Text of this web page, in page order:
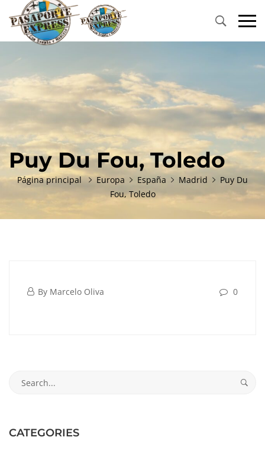
Menu
Puy Du Fou, Toledo
Página principal Europa España Madrid
Puy Du
Fou, Toledo
Du
junio
By Marcelo Oliva 0
enero
CATEGORIES